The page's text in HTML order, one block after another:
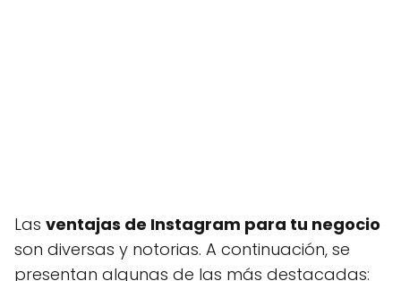
Las ventajas de Instagram para tu negocio
son diversas y notorias. A continuación, se
presentan algunas de las más destacadas: